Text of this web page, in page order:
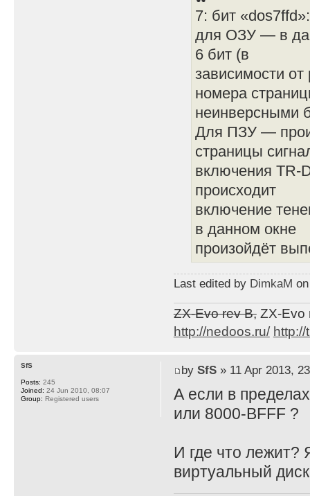
7: бит
для ОЗУ — в
6 бит (в
зависимости
номера
неинверсными
Для ПЗУ —
страницы
включения TR-
происходит
включение
в данном окне
произойдёт
Last edited by DimkaM
ZX-Evo rev B,ZX-Evo
http://nedoos.ru/
by SfS» 11 Apr 2013,
А если в
или 8000-BFFF ?
И где что лежит?
виртуальный
SfS
Posts: 245
Joined: 24 Jun 2010, 08:07
Group: Registered users